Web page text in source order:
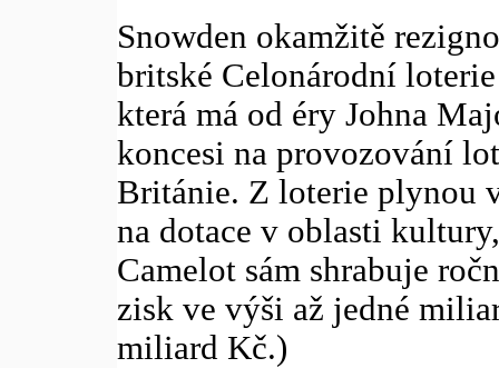
Snowden okamžitě
britské Celonárodní
která má od éry Johna
koncesi na provozování
Británie. Z loterie plynou
na dotace v oblasti
Camelot sám shrabuje
zisk ve výši až jedné
miliard Kč.)